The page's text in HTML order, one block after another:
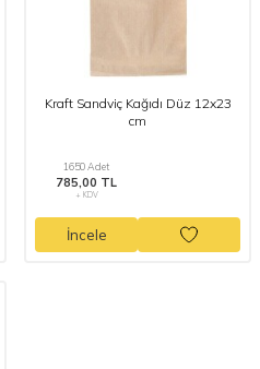
Kraft Sandviç Kağıdı Düz 12x23
cm
1650 Adet
785,00 TL
+ KDV
İncele